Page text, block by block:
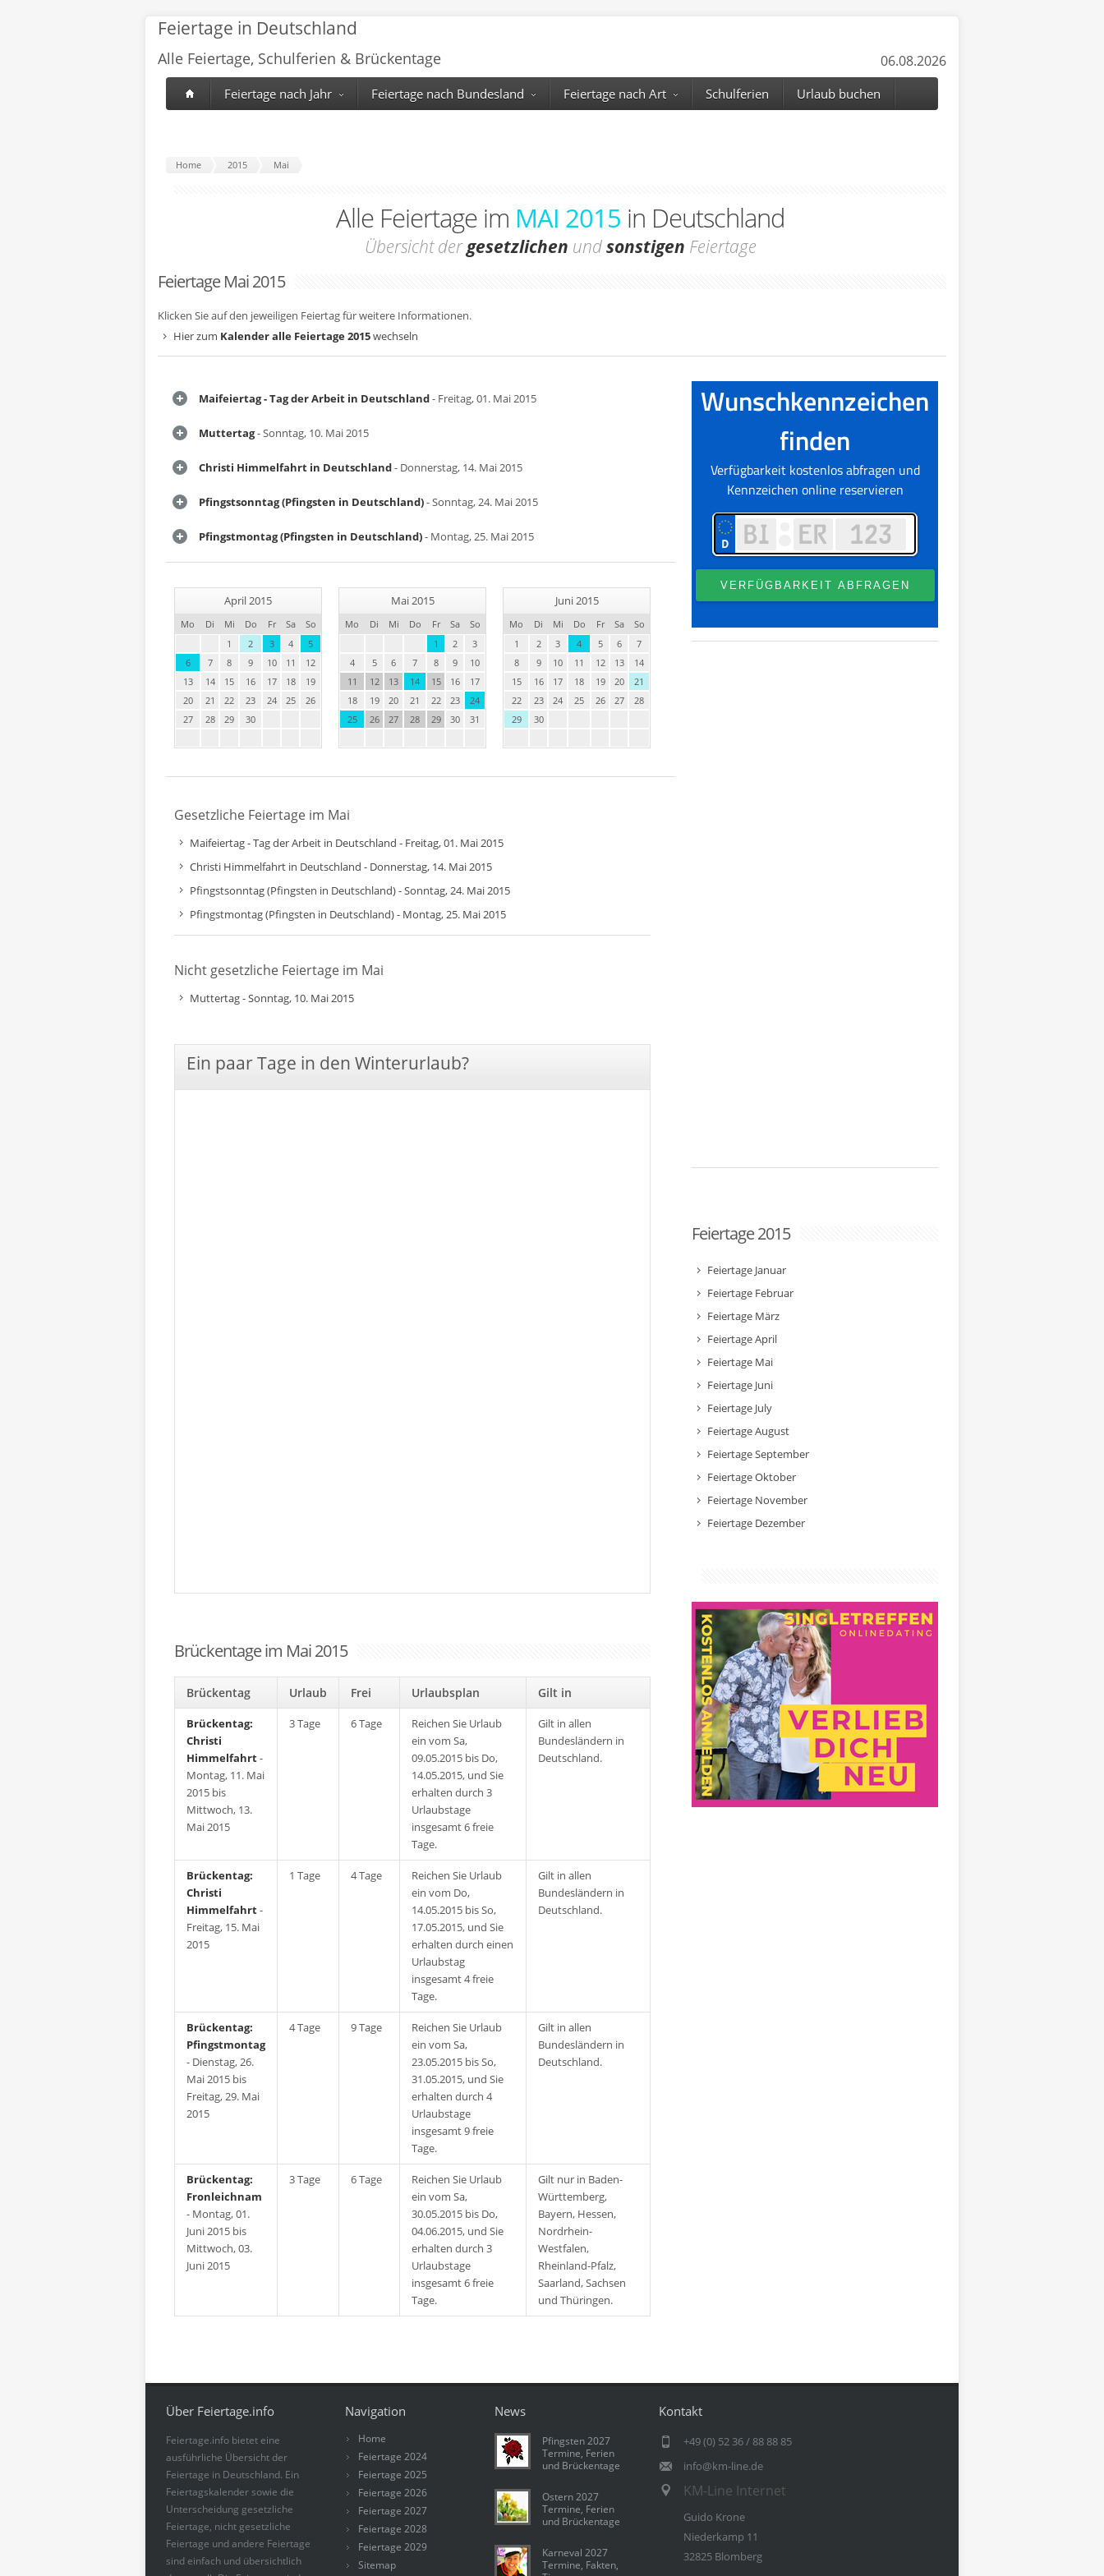
Feiertage in Deutschland
Alle Feiertage, Schulferien & Brückentage 06.08.2026
Feiertage nach Jahr Feiertage nach Bundesland Feiertage nach Art Schulferien Urlaub buchen
Home 2015 Mai
Alle Feiertage im MAI 2015 in Deutschland
Übersicht dergesetzlichen undsonstigen Feiertage
Feiertage Mai 2015
Klicken Sie auf den jeweiligen Feiertag für weitere Informationen.
Hier zum Kalender alle Feiertage 2015wechseln
Maifeiertag - Tag der Arbeit in Deutschland- Freitag, 01. Mai 2015
Muttertag- Sonntag, 10. Mai 2015
Christi Himmelfahrt in Deutschland- Donnerstag, 14. Mai 2015
Pfingstsonntag (Pfingsten in Deutschland)- Sonntag, 24. Mai 2015
Pfingstmontag (Pfingsten in Deutschland)- Montag, 25. Mai 2015
April 2015
Mo Di Mi Do Fr Sa
So
1
2 3 4
5
6
7 8 9 10 11
12
13
14 15 16 17 18
19
20
21 22 23 24 25
26
27
28 29 30
Mai 2015
Mo Di Mi Do Fr Sa
So
1
2
3
4
5 6 7 8 9
10
11
12 13 14 15 16
17
18
19 20 21 22 23
24
25
26 27 28 29 30 31
Juni 2015
Mo Di Mi Do Fr Sa
So
1
2 3 4 5 6
7
8
9 10 11 12 13
14
15
16 17 18 19 20
21
22
23 24 25 26 27
28
29
30
Gesetzliche Feiertage im Mai
Maifeiertag - Tag der Arbeit in Deutschland - Freitag, 01. Mai 2015
Christi Himmelfahrt in Deutschland - Donnerstag, 14. Mai 2015
Pfingstsonntag (Pfingsten in Deutschland) - Sonntag, 24. Mai 2015
Pfingstmontag (Pfingsten in Deutschland) - Montag, 25. Mai 2015
Nicht gesetzliche Feiertage im Mai
Muttertag - Sonntag, 10. Mai 2015
Ein paar Tage in den Winterurlaub?
Brückentage im Mai 2015
Brückentag Urlaub Frei Urlaubsplan Gilt in
Brückentag:
Christi
Himmelfahrt-
Montag, 11. Mai
2015 bis
Mittwoch, 13.
Mai 2015
3 Tage 6 Tage
Reichen Sie Urlaub
ein vom Sa,
09.05.2015 bis Do,
14.05.2015, und Sie
erhalten durch 3
Urlaubstage
insgesamt 6 freie
Tage.
Gilt in allen
Bundesländern in
Deutschland.
Brückentag:
Christi
Himmelfahrt-
Freitag, 15. Mai
2015
1 Tage 4 Tage
Reichen Sie Urlaub
ein vom Do,
14.05.2015 bis So,
17.05.2015, und Sie
erhalten durch einen
Urlaubstag
insgesamt 4 freie
Tage.
Gilt in allen
Bundesländern in
Deutschland.
Brückentag:
Pfingstmontag
- Dienstag, 26.
Mai 2015 bis
Freitag, 29. Mai
2015
4 Tage 9 Tage
Reichen Sie Urlaub
ein vom Sa,
23.05.2015 bis So,
31.05.2015, und Sie
erhalten durch 4
Urlaubstage
insgesamt 9 freie
Tage.
Gilt in allen
Bundesländern in
Deutschland.
Brückentag:
Fronleichnam
- Montag, 01.
Juni 2015 bis
Mittwoch, 03.
Juni 2015
3 Tage 6 Tage
Reichen Sie Urlaub
ein vom Sa,
30.05.2015 bis Do,
04.06.2015, und Sie
erhalten durch 3
Urlaubstage
insgesamt 6 freie
Tage.
Gilt nur in Baden-
Württemberg,
Bayern, Hessen,
Nordrhein-
Westfalen,
Rheinland-Pfalz,
Saarland, Sachsen
und Thüringen.
Feiertage 2015
Feiertage Januar
Feiertage Februar
Feiertage März
Feiertage April
Feiertage Mai
Feiertage Juni
Feiertage July
Feiertage August
Feiertage September
Feiertage Oktober
Feiertage November
Feiertage Dezember
Über Feiertage.info
Feiertage.info bietet eine
ausführliche Übersicht der
Feiertage in Deutschland. Ein
Feiertagskalender sowie die
Unterscheidung gesetzliche
Feiertage, nicht gesetzliche
Feiertage und andere Feiertage
sind einfach und übersichtlich
Navigation
Home
Feiertage 2024
Feiertage 2025
Feiertage 2026
Feiertage 2027
Feiertage 2028
Feiertage 2029
Sitemap
News
Pfingsten 2027
Termine, Ferien
und Brückentage
Ostern 2027
Termine, Ferien
und Brückentage
Karneval 2027
Termine, Fakten,
Kontakt
+49 (0) 52 36 / 88 88 85
info@km-line.de
KM-Line Internet
Guido Krone
Niederkamp 11
32825 Blomberg